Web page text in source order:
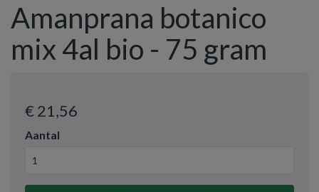
Amanprana botanico
mix 4al bio - 75 gram
€ 21,56
Aantal